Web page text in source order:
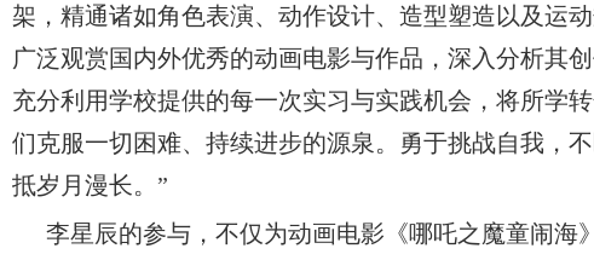
架，精通诸如角色表演、动作设计、造型塑造以及运
广泛观赏国内外优秀的动画电影与作品，深入分析其
充分利用学校提供的每一次实习与实践机会，将所学
们克服一切困难、持续进步的源泉。勇于挑战自我，
抵岁月漫长。”
李星辰的参与，不仅为动画电影《哪吒之魔童闹